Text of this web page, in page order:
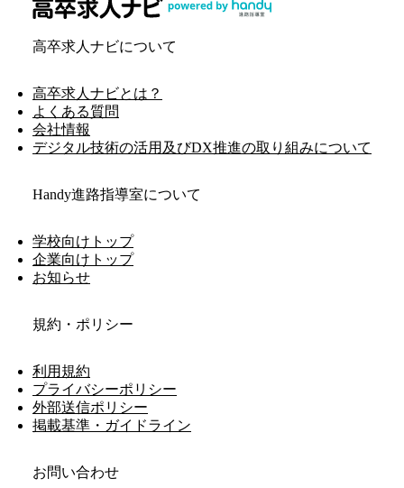
高卒求人ナビについて
高卒求人ナビとは？
よくある質問
会社情報
デジタル技術の活用及びDX推進の取り組みについて
Handy進路指導室について
学校向けトップ
企業向けトップ
お知らせ
規約・ポリシー
利用規約
プライバシーポリシー
外部送信ポリシー
掲載基準・ガイドライン
お問い合わせ